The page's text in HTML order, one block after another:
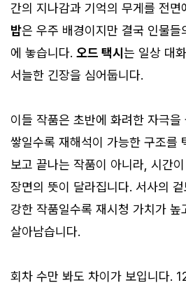
간의 지나감과 기억의 무게를 전면
밥은 우주 배경이지만 결국 인물들
에 놓습니다. 오드 택시 는 일상 대
서늘한 긴장을 심어둡니다.
이들 작품은 초반에 화려한 자극
쌓일수록 재해석이 가능한 구조를
보고 끝나는 작품이 아니라, 시간
장면의 뜻이 달라집니다. 서사의
강한 작품일수록 재시청 가치가 높
살아남습니다.
회차 수만 봐도 차이가 보입니다.